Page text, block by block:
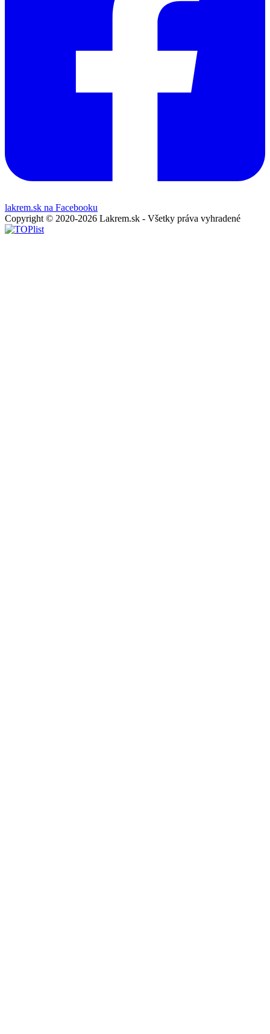
lakrem.sk na Facebooku
Copyright © 2020-2026 Lakrem.sk - Všetky práva vyhradené